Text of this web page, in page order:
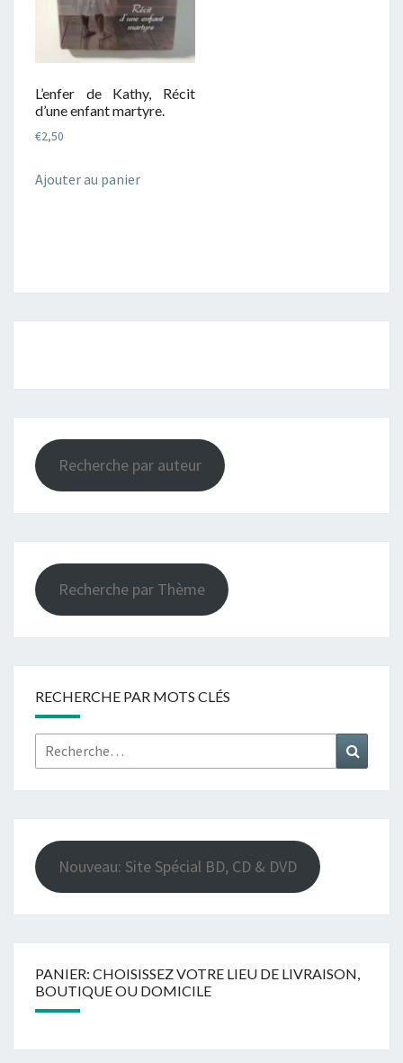
L’enfer de Kathy, Récit
d’une enfant martyre.
€2,50
Ajouter au panier
Recherche par auteur
Recherche par Thème
RECHERCHE PAR MOTS CLÉS
Rechercher :
Nouveau: Site Spécial BD, CD & DVD
PANIER: CHOISISSEZ VOTRE LIEU DE LIVRAISON,
BOUTIQUE OU DOMICILE